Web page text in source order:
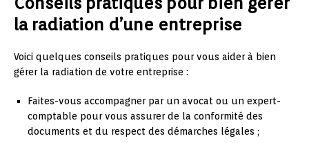
la radiation d’une entreprise
Voici quelques conseils pratiques pour vous aider à bien
gérer la radiation de votre entreprise :
Faites-vous accompagner par un avocat ou un expert-
comptable pour vous assurer de la conformité des
documents et du respect des démarches légales ;